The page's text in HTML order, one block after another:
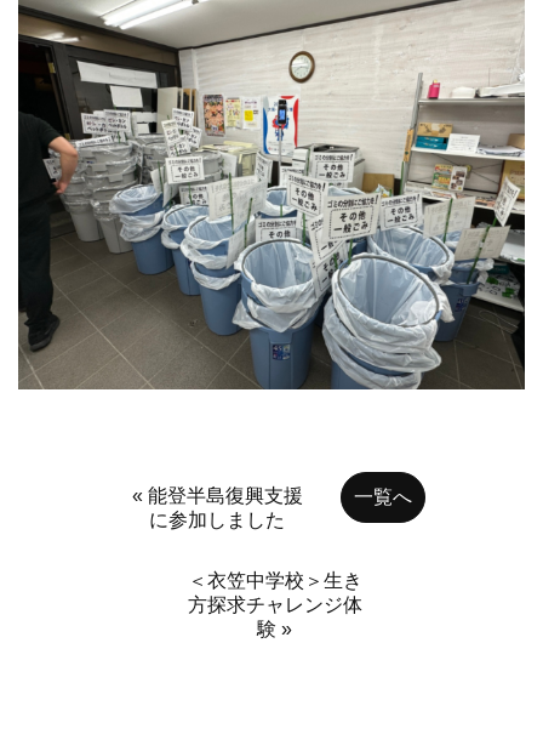
« 能登半島復興支援
に参加しました
一覧へ
＜衣笠中学校＞生き
方探求チャレンジ体
験 »